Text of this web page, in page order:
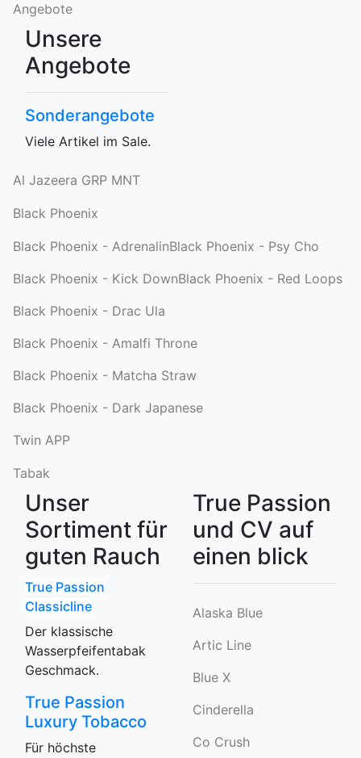
Angebote
Unsere
Angebote
Sonderangebote
Viele Artikel im Sale.
Al Jazeera GRP MNT
Black Phoenix
Black Phoenix - AdrenalinBlack Phoenix - Psy Cho
Black Phoenix - Kick DownBlack Phoenix - Red Loops
Black Phoenix - Drac Ula
Black Phoenix - Amalfi Throne
Black Phoenix - Matcha Straw
Black Phoenix - Dark Japanese
Twin APP
Tabak
Unser
Sortiment für
guten Rauch
True Passion
Classicline
Der klassische
Wasserpfeifentabak
Geschmack.
True Passion
Luxury Tobacco
Für höchste
True Passion
und CV auf
einen blick
Alaska Blue
Artic Line
Blue X
Cinderella
Co Crush